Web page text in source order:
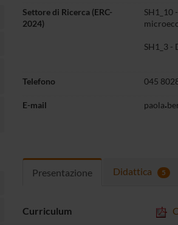
Settore di Ricerca (ERC-
2024)
SH1_10
SH1_3 -
Telefono 045
E-mail paola
Presentazione Didattica 5
Curriculum